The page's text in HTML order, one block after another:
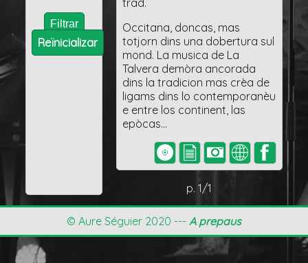
trad.
Occitana, doncas, mas
totjorn dins una dobertura sul
mond. La musica de La
Talvera demòra ancorada
dins la tradicion mas crèa de
ligams dins lo contemporanèu
e entre los continent, las
epòcas...
p. 1/1
Reïnicializar
© Aure Séguier 2020 --- A prepaus